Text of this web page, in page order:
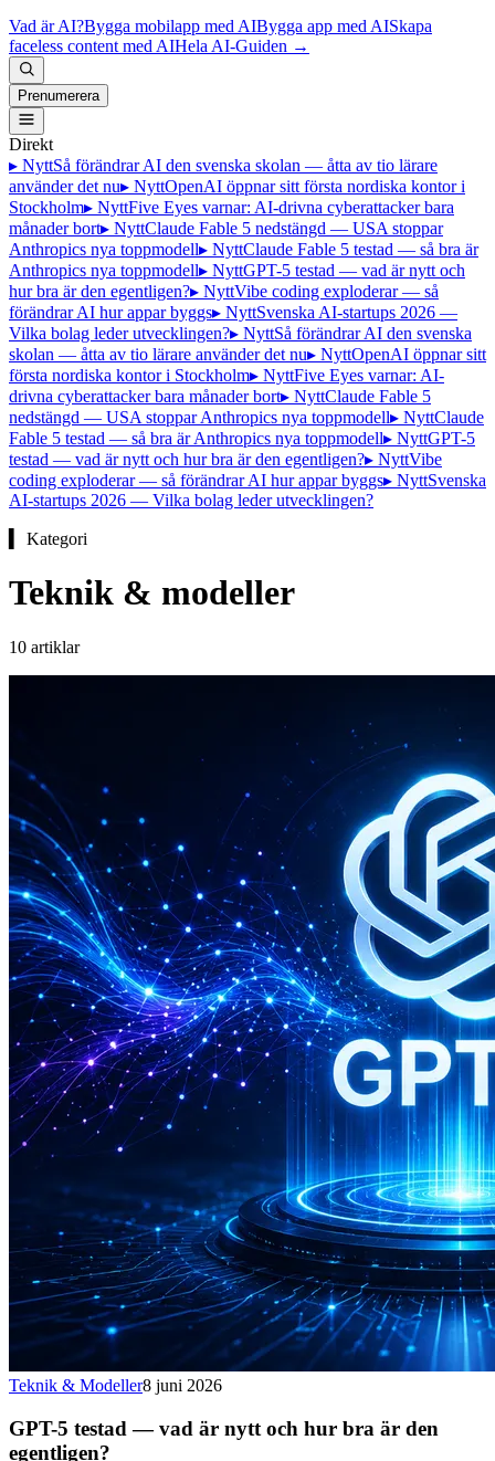
Vad är AI?Bygga mobilapp med AIBygga app med AISkapa
faceless content med AIHela AI-Guiden →
Prenumerera
Direkt
▸ NyttSå förändrar AI den svenska skolan — åtta av tio lärare
använder det nu▸ NyttOpenAI öppnar sitt första nordiska kontor i
Stockholm▸ NyttFive Eyes varnar: AI-drivna cyberattacker bara
månader bort▸ NyttClaude Fable 5 nedstängd — USA stoppar
Anthropics nya toppmodell▸ NyttClaude Fable 5 testad — så bra är
Anthropics nya toppmodell▸ NyttGPT-5 testad — vad är nytt och
hur bra är den egentligen?▸ NyttVibe coding exploderar — så
förändrar AI hur appar byggs▸ NyttSvenska AI-startups 2026 —
Vilka bolag leder utvecklingen?▸ NyttSå förändrar AI den svenska
skolan — åtta av tio lärare använder det nu▸ NyttOpenAI öppnar sitt
första nordiska kontor i Stockholm▸ NyttFive Eyes varnar: AI-
drivna cyberattacker bara månader bort▸ NyttClaude Fable 5
nedstängd — USA stoppar Anthropics nya toppmodell▸ NyttClaude
Fable 5 testad — så bra är Anthropics nya toppmodell▸ NyttGPT-5
testad — vad är nytt och hur bra är den egentligen?▸ NyttVibe
coding exploderar — så förändrar AI hur appar byggs▸ NyttSvenska
AI-startups 2026 — Vilka bolag leder utvecklingen?
▍ Kategori
Teknik & modeller
10 artiklar
Teknik & Modeller8 juni 2026
GPT-5 testad — vad är nytt och hur bra är den
egentligen?